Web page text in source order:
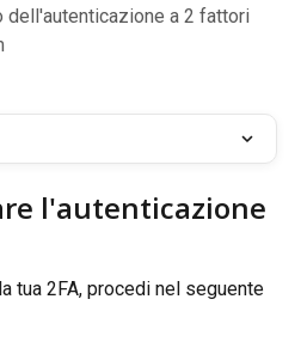
a 2 fattori
l'autenticazione
tua 2FA, procedi nel seguente